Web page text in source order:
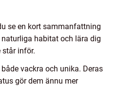
se en kort sammanfattning
habitat och lära dig
står inför.
vackra och unika. Deras
gör dem ännu mer